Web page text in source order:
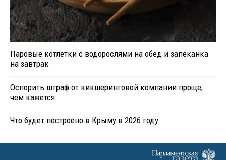
Паровые котлетки с водорослями на обед и запеканка
на завтрак
Оспорить штраф от кикшеринговой компании проще,
чем кажется
Что будет построено в Крыму в 2026 году